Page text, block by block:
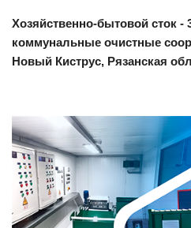
Хозяйственно-бытовой сток -
коммунальные очистные
Новый Киструс, Рязанская